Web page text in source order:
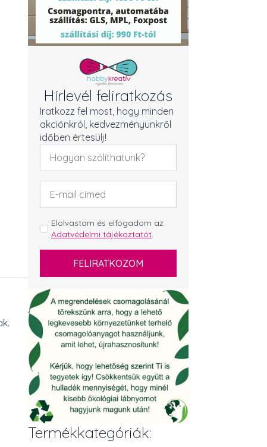
Hírlevél feliratkozás
Iratkozz fel most, hogy minden
akciónkról, kedvezményünkről
időben értesülj!
Név
Email
cím
GDPR
*
Elolvastam és elfogadom az
Adatvédelmi tájékoztatót.
FELIRATKOZOM
Termékkategóriák: